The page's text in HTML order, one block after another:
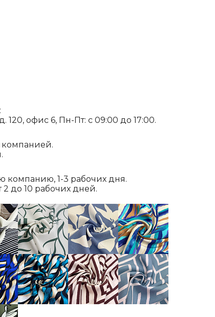
120, офис 6, Пн-Пт: с 09:00 до 17:00.
компанией.
компанию, 1-3 рабочих дня.
до 10 рабочих дней.